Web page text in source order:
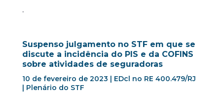
.
Suspenso julgamento no STF em que se
discute a incidência do PIS e da COFINS
sobre atividades de seguradoras
10 de fevereiro de 2023 | EDcl no RE 400.479/RJ
| Plenário do STF